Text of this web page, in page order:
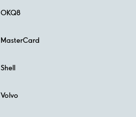
OKQ8
MasterCard
Shell
Volvo